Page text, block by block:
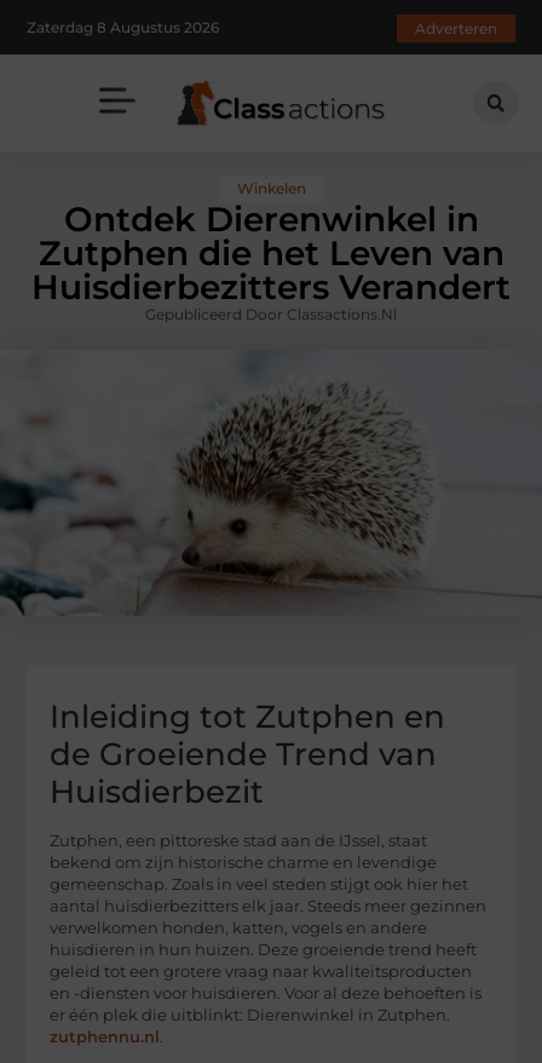
Zaterdag 8 Augustus 2026 Adverteren
Winkelen
Ontdek Dierenwinkel in
Zutphen die het Leven van
Huisdierbezitters Verandert
Gepubliceerd Door Classactions.nl
Inleiding tot Zutphen en
de Groeiende Trend van
Huisdierbezit
Zutphen, een pittoreske stad aan de IJssel, staat
bekend om zijn historische charme en levendige
gemeenschap. Zoals in veel steden stijgt ook hier het
aantal huisdierbezitters elk jaar. Steeds meer gezinnen
verwelkomen honden, katten, vogels en andere
huisdieren in hun huizen. Deze groeiende trend heeft
geleid tot een grotere vraag naar kwaliteitsproducten
en -diensten voor huisdieren. Voor al deze behoeften is
er één plek die uitblinkt: Dierenwinkel in Zutphen.
zutphennu.nl